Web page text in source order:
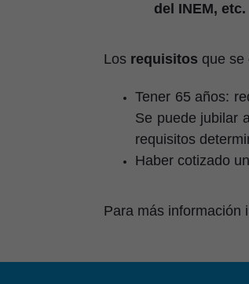
del INEM, etc.
Los requisitos que se
Tener 65 años:
Se puede jubilar
requisitos
Haber cotizado
Para más información